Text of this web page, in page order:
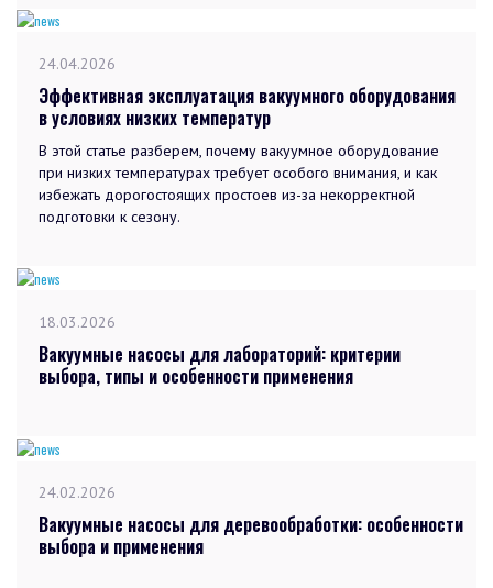
24.04.2026
Эффективная эксплуатация вакуумного оборудования
в условиях низких температур
В этой статье разберем, почему вакуумное оборудование
при низких температурах требует особого внимания, и как
избежать дорогостоящих простоев из-за некорректной
подготовки к сезону.
18.03.2026
Вакуумные насосы для лабораторий: критерии
выбора, типы и особенности применения
24.02.2026
Вакуумные насосы для деревообработки: особенности
выбора и применения